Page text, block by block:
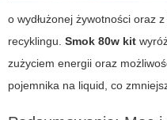
o wydłużonej żywotności oraz
recyklingu. Smok 80w kit
zużyciem energii oraz
pojemnika na liquid, co